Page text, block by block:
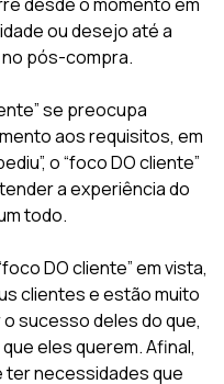
ou desejo até a
pós-compra.
se preocupa
aos requisitos, em
o “foco DO cliente”
a experiência do
todo.
DO cliente” em vista,
clientes e estão muito
sucesso deles do que,
eles querem. Afinal,
ter necessidades que